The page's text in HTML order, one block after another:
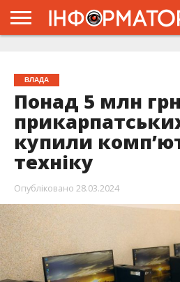
ВЛАДА
Понад 5 млн
купили
техніку
Опубліковано 28.03.2024